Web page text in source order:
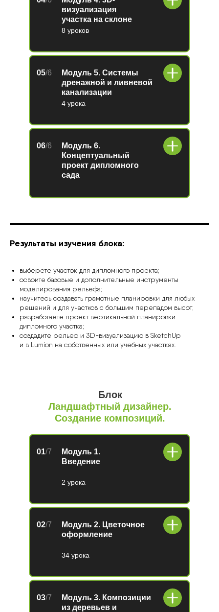
визуализация
участка на склоне
8 уроков
Модуль 5. Системы
дренажной и ливневой
канализации
05/6
4 урока
Модуль 6.
Концептуальный
проект дипломного
сада
06/6
Результаты изучения блока:
выберете участок для дипломного проекта;
освоите базовые и дополнительные инструменты
моделирования рельефа;
научитесь создавать грамотные планировки для любых
решений и для участков с большим перепадом высот;
разработаете проект вертикальной планировки
дипломного участка;
создадите рельеф и 3D-визуализацию в SketchUp
и в Lumion на собственных или учебных участках.
Блок
Ландшафтный дизайнер.
Создание композиций.
Модуль 1.
Введение
01/7
2 урока
Модуль 2. Цветочное
оформление
02/7
34 урока
Модуль 3. Композиции
из деревьев и
03/7